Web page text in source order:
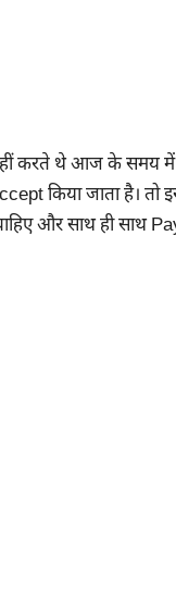
करते थे आज के समय में
किया जाता है। तो
और साथ ही साथ